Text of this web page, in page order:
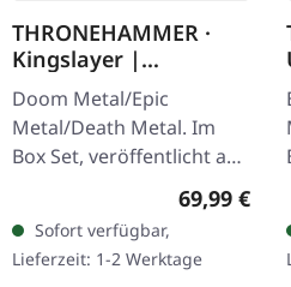
THRONEHAMMER ·
Kingslayer |
EXCLUSIVE BOX SET
Doom Metal/Epic
Metal/Death Metal. Im
Box Set, veröffentlicht am
24.11.2023, auf Supreme
Chaos Records. Schwere
Holzbox mit speziellem
Schwarz in…
Regulärer
69,99 €
Sofort verfügbar,
Lieferzeit: 1-2 Werktage